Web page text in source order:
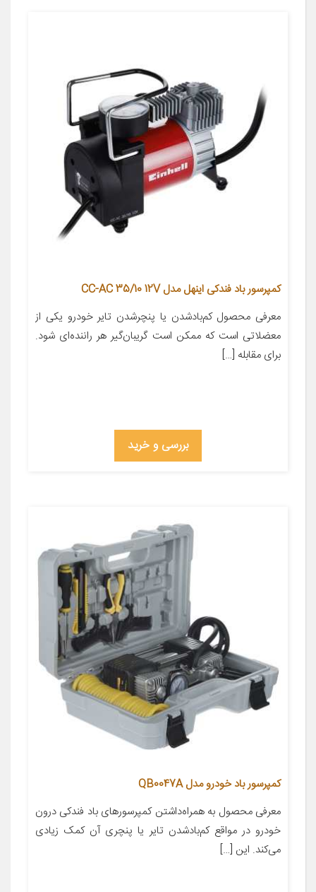
کمپرسور باد فندکی اینهل مدل CC-AC 35/10 12V
معرفی محصول کم‌بادشدن یا پنچرشدن تایر خودرو یکی از
معضلاتی است که ممکن است گریبان‌گیر هر راننده‌ای شود.
برای مقابله […]
بررسی و خرید
کمپرسور باد خودرو مدل QB0047A
معرفی محصول به همراه‌داشتن کمپرسورهای باد فندکی درون
خودرو در مواقع کم‌بادشدن تایر یا پنچری آن کمک زیادی
می‌کند. این […]